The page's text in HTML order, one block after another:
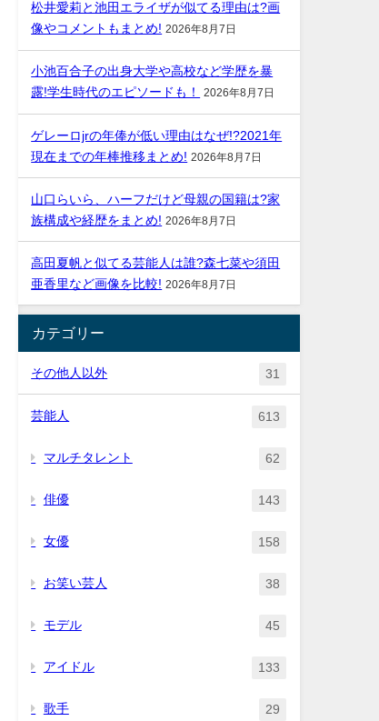
松井愛莉と池田エライザが似てる理由は?画
像やコメントもまとめ! 2026年8月7日
小池百合子の出身大学や高校など学歴を暴
露!学生時代のエピソードも！
2026年8月7日
ゲレーロjrの年俸が低い理由はなぜ!?2021年
現在までの年棒推移まとめ! 2026年8月7日
山口らいら、ハーフだけど母親の国籍は?家
族構成や経歴をまとめ! 2026年8月7日
高田夏帆と似てる芸能人は誰?森七菜や須田
亜香里など画像を比較! 2026年8月7日
カテゴリー
その他人以外 31
芸能人 613
マルチタレント 62
俳優 143
女優 158
お笑い芸人 38
モデル 45
アイドル 133
歌手 29